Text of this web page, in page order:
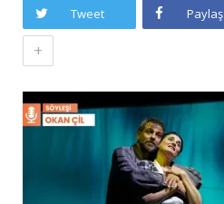
Tweet Paylaş
+